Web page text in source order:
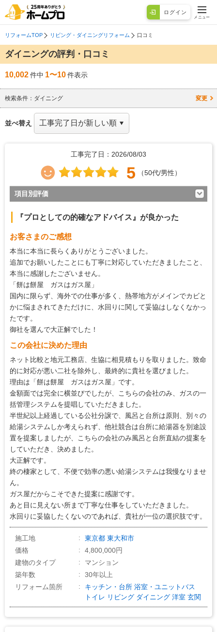
ログイン
メニュー
リフォームTOP リビング・ダイニングリフォーム 口コミ
ダイニングの評判・口コミ
10,002件中 1〜10件表示
検索条件： ダイニング 変更
並べ替え
工事完了日：2026/08/03
5 （50代/男性）
項目別評価
説明の分かりやすさ 5
施工の段取り・管理
作業中の配慮 5
仕上がり 5
価格の納得感
『プロとしての的確なアドバイス』が良かった
お客さまのご感想
本当に本当に長らくありがとうございました。
追加でお願いしたことにも丁寧に対応していただきましたこと、
本当に感謝したございません。
「餅は餅屋 ガスはガス屋」
国内に限らず、海外での仕事が多く、熱帯地方がメインでカビと
かに悩まされてきただけに、水回りに関して妥協はしなくなかっ
たです。
御社を選んで大正解でした！
この会社に決めた理由
ネット比較と地元工務店、生協に相見積もりを取りました。致命
的に対応が悪い二社を除外し、最終的に貴社を選びました。
理由は「餅は餅屋 ガスはガス屋」です。
金額面では完全に横並びでしたが、こちらの会社のみ、ガスの一
括管理システムを提唱していただきました。
半世紀以上経過している公社分譲で、風呂と台所は原則、別々の
給湯システムしか考えられず、他社競合は台所に給湯器を別途設
置を提案しましたが、こちらの会社のみ風呂と台所直結の提案を
していただき、決めました。
大正解です。
終の棲家として、不便で効率の悪い給湯システムは我慢なりませ
ん。
ガス屋だからこそできた提案に感謝です。
あと目に見えない所まで丁寧な仕事をしていただきました。
水回りに妥協したくないのであれば、貴社が一位の選択肢です。
施工地 東京都 東大和市
価格
4,800,000円
建物のタイプ
マンション
築年数
30年以上
リフォーム箇所
キッチン・台所 浴室・ユニットバス
トイレ リビング ダイニング 洋室 玄関